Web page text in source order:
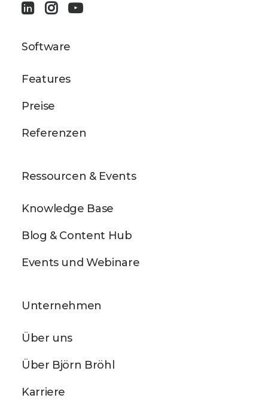
Software
Features
Preise
Referenzen
Ressourcen & Events
Knowledge Base
Blog & Content Hub
Events und Webinare
Unternehmen
Über uns
Über Björn Bröhl
Karriere